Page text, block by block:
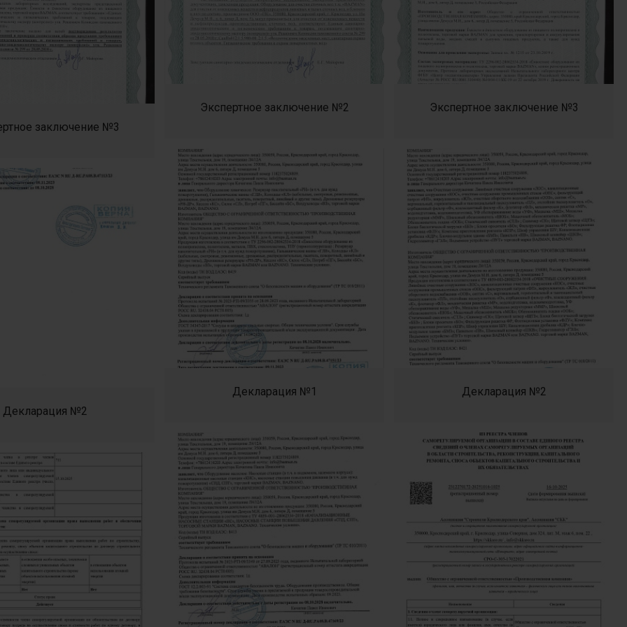
Экспертное заключение №2
Экспертное заключение №3
заключение №3
Декларация №1
Декларация №2
Декларация №2